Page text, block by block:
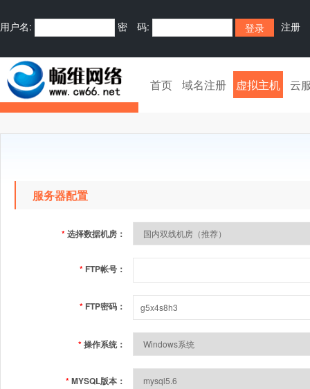
用户名: 密 码: 注册
首页 域名注册 虚拟主机 云
服务器配置
*选择数据机房：
* FTP帐号：
* FTP密码：
*操作系统：
*MYSQL版本：